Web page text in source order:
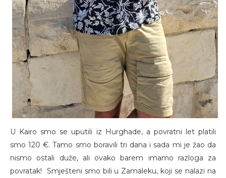
U Kairo smo se uputili iz Hurghade, a povratni let platili
smo 120 €. Tamo smo boravili tri dana i sada mi je žao da
nismo ostali duže, ali ovako barem imamo razloga za
povratak! Smješteni smo bili u Zamaleku, koji se nalazi na